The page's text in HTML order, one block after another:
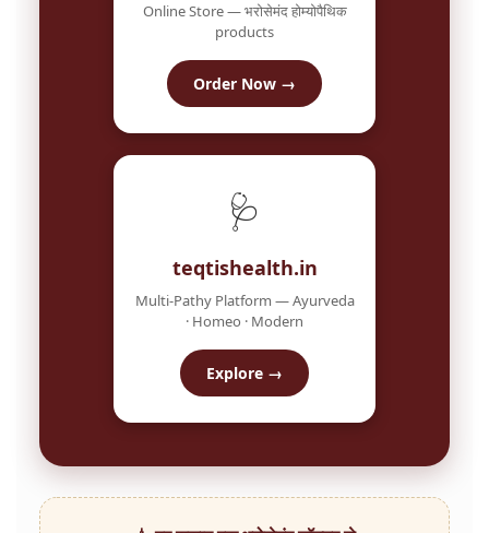
Online Store — भरोसेमंद होम्योपैथिक
products
Order Now →
🩺
teqtishealth.in
Multi-Pathy Platform — Ayurveda
· Homeo · Modern
Explore →